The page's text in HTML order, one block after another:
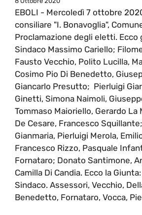
EBOLI - Mercoledì 7 ottobre
consiliare "I. Bonavoglia",
Proclamazione degli eletti. Ecco
Sindaco Massimo Cariello;
Fausto Vecchio, Polito Lucilla,
Cosimo Pio Di Benedetto,
Giancarlo Presutto; Pierluigi
Ginetti, Simona Naimoli,
Tommaso Maioriello, Gerardo La
De Cesare, Francesco
Gianmaria, Pierluigi Merola,
Francesco Rizzo, Pasquale
Fornataro; Donato Santimone,
Camilla Di Candia. Ecco la
Sindaco. Assessori, Vecchio,
Benedetto, Fornataro, Vocca,